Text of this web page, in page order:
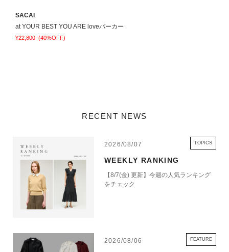
SACAI
at YOUR BEST YOU ARE loveパーカー
¥22,800 (40%OFF)
RECENT NEWS
2026/08/07 TOPICS
WEEKLY RANKING
【8/7(金) 更新】今週の人気ランキング
をチェック
2026/08/06 FEATURE